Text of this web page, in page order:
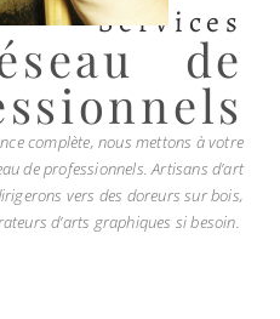
Services
de
complète, nous mettons à votre
de professionnels. Artisans d’art
vers des doreurs sur bois,
d’arts graphiques si besoin.